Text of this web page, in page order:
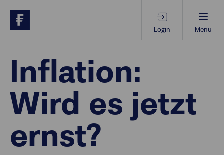
Login Menu
Beratungs-Tools
Anlagethemen
Anlagestrategien
Inflation:
Wird es jetzt
ernst?